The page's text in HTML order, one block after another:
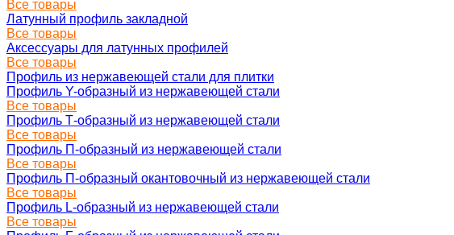
Все товары
Латунный профиль закладной
Все товары
Аксессуары для латунных профилей
Все товары
Профиль из нержавеющей стали для плитки
Профиль Y-образный из нержавеющей стали
Все товары
Профиль Т-образный из нержавеющей стали
Все товары
Профиль П-образный из нержавеющей стали
Все товары
Профиль П-образный окантовочный из нержавеющей стали
Все товары
Профиль L-образный из нержавеющей стали
Все товары